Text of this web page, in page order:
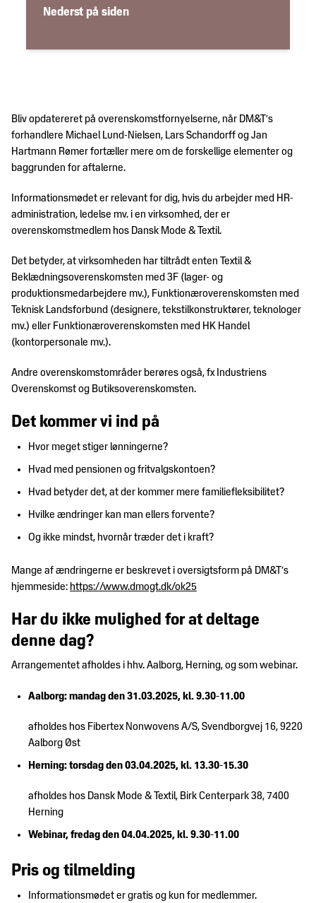
&
DM&T's
Brancheerklæringer
Nederst på siden
Bliv opdatereret på overenskomstfornyelserne, når DM&T’s
forhandlere Michael Lund-Nielsen, Lars Schandorff og Jan
Hartmann Rømer fortæller mere om de forskellige elementer og
baggrunden for aftalerne.
Informationsmødet er relevant for dig, hvis du arbejder med HR-
administration, ledelse mv. i en virksomhed, der er
overenskomstmedlem hos Dansk Mode & Textil.
Det betyder, at virksomheden har tiltrådt enten Textil &
Beklædningsoverenskomsten med 3F (lager- og
produktionsmedarbejdere mv.), Funktionæroverenskomsten med
Teknisk Landsforbund (designere, tekstilkonstruktører, teknologer
mv.) eller Funktionæroverenskomsten med HK Handel
(kontorpersonale mv.).
Andre overenskomstområder berøres også, fx Industriens
Overenskomst og Butiksoverenskomsten.
Det kommer vi ind på
Hvor meget stiger lønningerne?
Hvad med pensionen og fritvalgskontoen?
Hvad betyder det, at der kommer mere familiefleksibilitet?
Hvilke ændringer kan man ellers forvente?
Og ikke mindst, hvornår træder det i kraft?
Mange af ændringerne er beskrevet i oversigtsform på DM&T’s
hjemmeside: https://www.dmogt.dk/ok25
Har du ikke mulighed for at deltage
denne dag?
Arrangementet afholdes i hhv. Aalborg, Herning, og som webinar.
Aalborg: mandag den 31.03.2025, kl. 9.30-11.00
afholdes hos Fibertex Nonwovens A/S, Svendborgvej 16, 9220
Aalborg Øst
Herning: torsdag den 03.04.2025, kl. 13.30-15.30
afholdes hos Dansk Mode & Textil, Birk Centerpark 38, 7400
Herning
Webinar, fredag den 04.04.2025, kl. 9.30-11.00
Pris og tilmelding
Informationsmødet er gratis og kun for medlemmer.